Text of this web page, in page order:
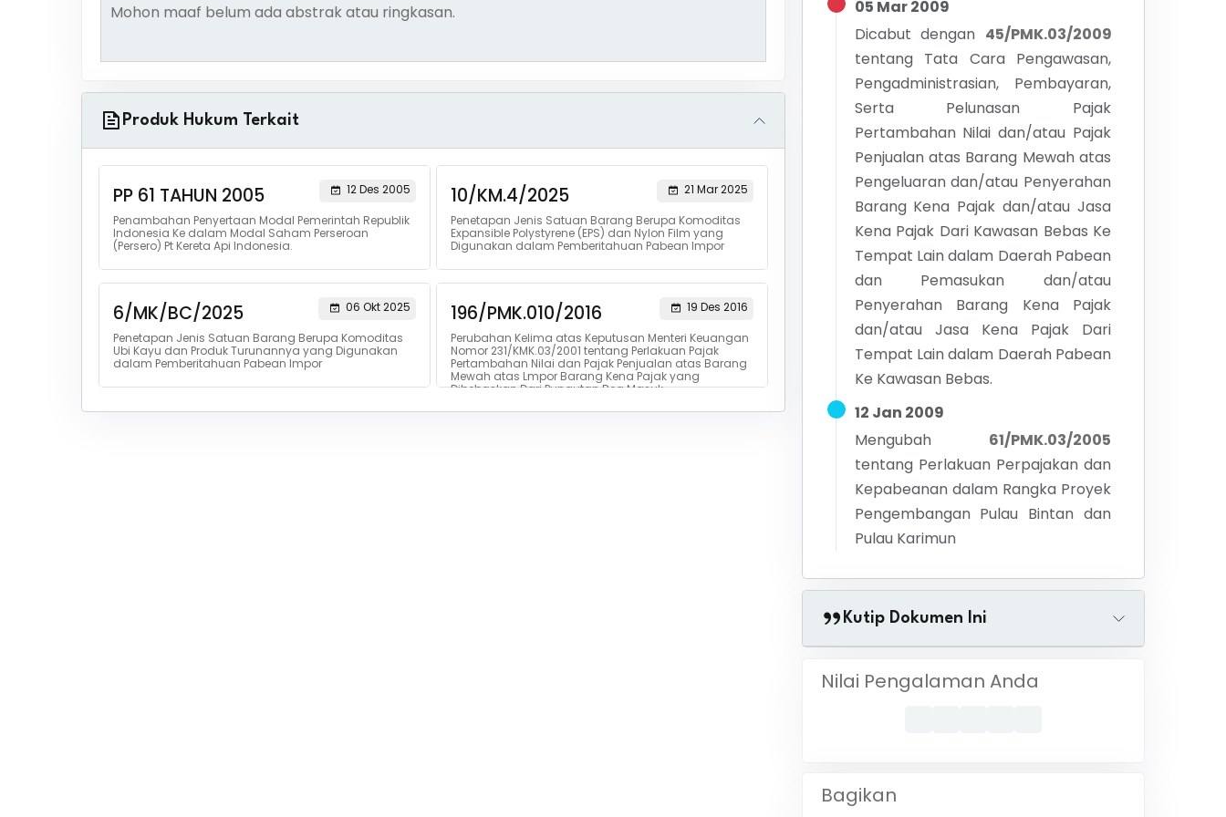
Mohon maaf belum ada abstrak atau ringkasan.
Produk Hukum Terkait
PP 61 TAHUN 2005
12 Des 2005
Penambahan Penyertaan Modal Pemerintah Republik
Indonesia Ke dalam Modal Saham Perseroan
(Persero) Pt Kereta Api Indonesia.
10/KM.4/2025
21 Mar 2025
Penetapan Jenis Satuan Barang Berupa Komoditas
Expansible Polystyrene (EPS) dan Nylon Film yang
Digunakan dalam Pemberitahuan Pabean Impor
6/MK/BC/2025
06 Okt 2025
Penetapan Jenis Satuan Barang Berupa Komoditas
Ubi Kayu dan Produk Turunannya yang Digunakan
dalam Pemberitahuan Pabean Impor
196/PMK.010/2016
19 Des 2016
Perubahan Kelima atas Keputusan Menteri Keuangan
Nomor 231/KMK.03/2001 tentang Perlakuan Pajak
Pertambahan Nilai dan Pajak Penjualan atas Barang
Mewah atas Lmpor Barang Kena Pajak yang
Dibebaskan Dari Pungutan Bea Masuk.
05 Mar 2009
Dicabut dengan 45/PMK.03/2009
tentang Tata Cara Pengawasan,
Pengadministrasian, Pembayaran,
Serta Pelunasan Pajak
Pertambahan Nilai dan/atau Pajak
Penjualan atas Barang Mewah atas
Pengeluaran dan/atau Penyerahan
Barang Kena Pajak dan/atau Jasa
Kena Pajak Dari Kawasan Bebas Ke
Tempat Lain dalam Daerah Pabean
dan Pemasukan dan/atau
Penyerahan Barang Kena Pajak
dan/atau Jasa Kena Pajak Dari
Tempat Lain dalam Daerah Pabean
Ke Kawasan Bebas.
12 Jan 2009
Mengubah
61/PMK.03/2005
tentang Perlakuan Perpajakan dan
Kepabeanan dalam Rangka Proyek
Pengembangan Pulau Bintan dan
Pulau Karimun
Kutip Dokumen Ini
Nilai Pengalaman Anda
Bagikan